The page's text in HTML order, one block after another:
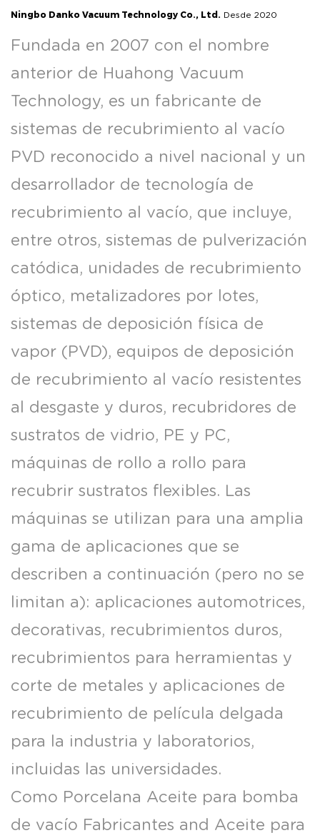
Ningbo Danko Vacuum Technology Co., Ltd. Desde 2020
Fundada en 2007 con el nombre
anterior de Huahong Vacuum
Technology, es un fabricante de
sistemas de recubrimiento al vacío
PVD reconocido a nivel nacional y un
desarrollador de tecnología de
recubrimiento al vacío, que incluye,
entre otros, sistemas de pulverización
catódica, unidades de recubrimiento
óptico, metalizadores por lotes,
sistemas de deposición física de
vapor (PVD), equipos de deposición
de recubrimiento al vacío resistentes
al desgaste y duros, recubridores de
sustratos de vidrio, PE y PC,
máquinas de rollo a rollo para
recubrir sustratos flexibles. Las
máquinas se utilizan para una amplia
gama de aplicaciones que se
describen a continuación (pero no se
limitan a): aplicaciones automotrices,
decorativas, recubrimientos duros,
recubrimientos para herramientas y
corte de metales y aplicaciones de
recubrimiento de película delgada
para la industria y laboratorios,
incluidas las universidades.
Como Porcelana Aceite para bomba
de vacío Fabricantes and Aceite para